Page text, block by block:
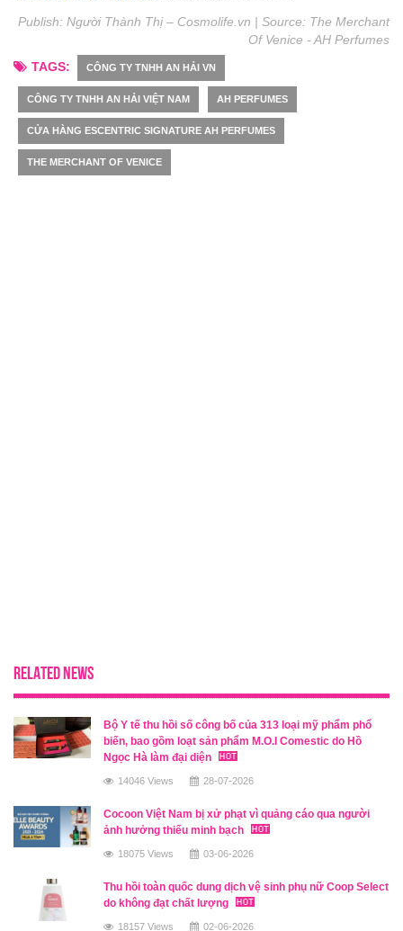
Publish: Người Thành Thị – Cosmolife.vn | Source: The Merchant
Of Venice - AH Perfumes
TAGS:
CÔNG TY TNHH AN HẢI VN
CÔNG TY TNHH AN HẢI VIỆT NAM AH PERFUMES
CỬA HÀNG ESCENTRIC SIGNATURE AH PERFUMES
THE MERCHANT OF VENICE
RELATED NEWS
Bộ Y tế thu hồi số công bố của 313 loại mỹ phẩm phổ
biến, bao gồm loạt sản phẩm M.O.I Comestic do Hồ
Ngọc Hà làm đại diện
14046 Views 28-07-2026
Cocoon Việt Nam bị xử phạt vì quảng cáo qua người
ảnh hưởng thiếu minh bạch
18075 Views 03-06-2026
Thu hồi toàn quốc dung dịch vệ sinh phụ nữ Coop Select
do không đạt chất lượng
18157 Views 02-06-2026